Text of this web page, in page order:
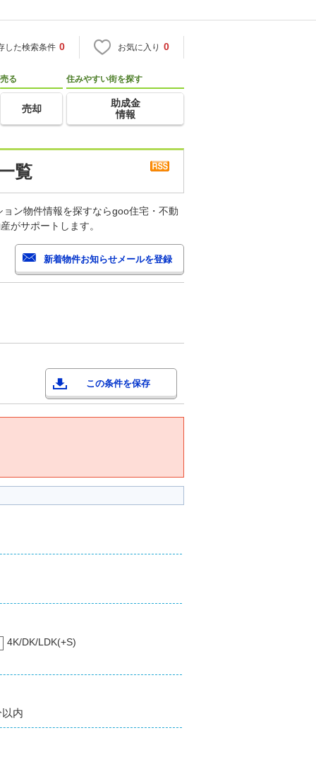
した検索条件 0 お気に入り 0
売る
売却
住みやすい街を探す
助成金
情報
覧
ン物件情報を探すならgoo住宅・不動
がサポートします。
この条件を保存
4K/DK/LDK(+S)
以内